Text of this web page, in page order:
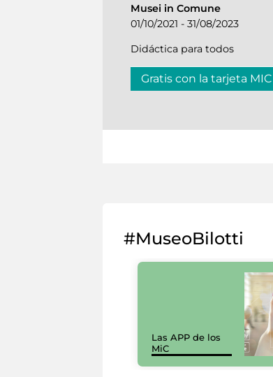
Musei in Comune
01/10/2021 - 31/08/2023
Didáctica para todos
Gratis con la tarjeta MIC
#MuseoBilotti
Las APP de los
MiC